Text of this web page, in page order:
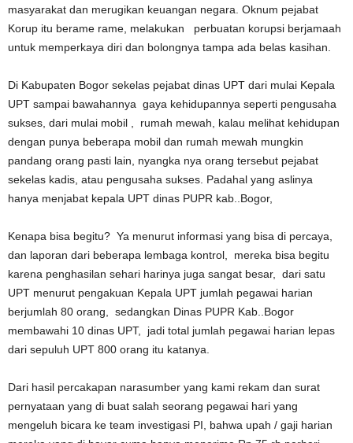
masyarakat dan merugikan keuangan negara. Oknum pejabat
Korup itu berame rame, melakukan perbuatan korupsi berjamaah
untuk memperkaya diri dan bolongnya tampa ada belas kasihan.
Di Kabupaten Bogor sekelas pejabat dinas UPT dari mulai Kepala
UPT sampai bawahannya gaya kehidupannya seperti pengusaha
sukses, dari mulai mobil , rumah mewah, kalau melihat kehidupan
dengan punya beberapa mobil dan rumah mewah mungkin
pandang orang pasti lain, nyangka nya orang tersebut pejabat
sekelas kadis, atau pengusaha sukses. Padahal yang aslinya
hanya menjabat kepala UPT dinas PUPR kab..Bogor,
Kenapa bisa begitu? Ya menurut informasi yang bisa di percaya,
dan laporan dari beberapa lembaga kontrol, mereka bisa begitu
karena penghasilan sehari harinya juga sangat besar, dari satu
UPT menurut pengakuan Kepala UPT jumlah pegawai harian
berjumlah 80 orang, sedangkan Dinas PUPR Kab..Bogor
membawahi 10 dinas UPT, jadi total jumlah pegawai harian lepas
dari sepuluh UPT 800 orang itu katanya.
Dari hasil percakapan narasumber yang kami rekam dan surat
pernyataan yang di buat salah seorang pegawai hari yang
mengeluh bicara ke team investigasi PI, bahwa upah / gaji harian